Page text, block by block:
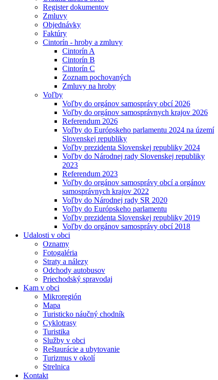
Register dokumentov
Zmluvy
Objednávky
Faktúry
Cintorín - hroby a zmluvy
Cintorín A
Cintorín B
Cintorín C
Zoznam pochovaných
Zmluvy na hroby
Voľby
Voľby do orgánov samosprávy obcí 2026
Voľby do orgánov samosprávnych krajov 2026
Referendum 2026
Voľby do Európskeho parlamentu 2024 na území
Slovenskej republiky
Voľby prezidenta Slovenskej republiky 2024
Voľby do Národnej rady Slovenskej republiky
2023
Referendum 2023
Voľby do orgánov samosprávy obcí a orgánov
samosprávnych krajov 2022
Voľby do Národnej rady SR 2020
Voľby do Európskeho parlamentu
Voľby prezidenta Slovenskej republiky 2019
Voľby do orgánov samosprávy obcí 2018
Udalosti v obci
Oznamy
Fotogaléria
Straty a nálezy
Odchody autobusov
Priechodský spravodaj
Kam v obci
Mikroregión
Mapa
Turisticko náučný chodník
Cyklotrasy
Turistika
Služby v obci
Reštaurácie a ubytovanie
Turizmus v okolí
Strelnica
Kontakt